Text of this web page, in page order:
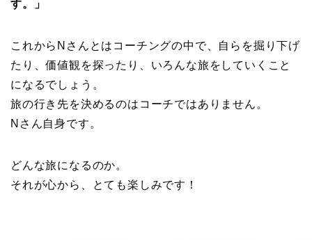
す。」
これからNさんとはコーチングの中で、自らを掘り下げ
たり、価値観を探ったり、いろんな旅をしていくこと
になるでしょう。
旅の行き先を決めるのはコーチではありません。
Nさん自身です。
どんな旅になるのか。
それが心から、とても楽しみです！